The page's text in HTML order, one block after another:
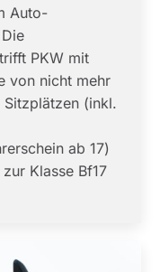
Auto-
PKW mit
von nicht mehr
(inkl.
ab 17)
Klasse Bf17